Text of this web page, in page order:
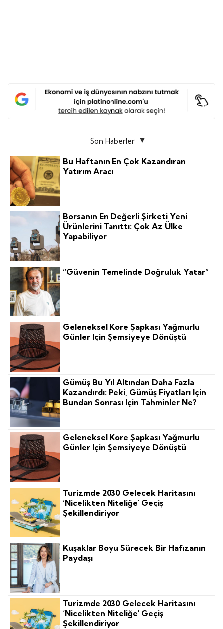
Son Haberler
Bu Haftanın En Çok Kazandıran
Yatırım Aracı
Borsanın En Değerli Şirketi Yeni
Ürünlerini Tanıttı: Çok Az Ülke
Yapabiliyor
“Güvenin Temelinde Doğruluk Yatar”
Geleneksel Kore Şapkası Yağmurlu
Günler Için Şemsiyeye Dönüştü
Gümüş Bu Yıl Altından Daha Fazla
Kazandırdı: Peki, Gümüş Fiyatları Için
Bundan Sonrası Için Tahminler Ne?
Geleneksel Kore Şapkası Yağmurlu
Günler Için Şemsiyeye Dönüştü
Turizmde 2030 Gelecek Haritasını
‘nicelikten Niteliğe' Geçiş
Şekillendiriyor
Kuşaklar Boyu Sürecek Bir Hafızanın
Paydaşı
Turizmde 2030 Gelecek Haritasını
‘nicelikten Niteliğe' Geçiş
Şekillendiriyor